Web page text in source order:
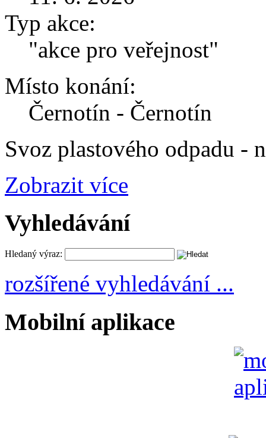
Typ akce:
"akce pro veřejnost"
Místo konání:
Černotín - Černotín
Svoz plastového odpadu -
Zobrazit více
Vyhledávání
Hledaný výraz:
rozšířené vyhledávání ...
Mobilní aplikace